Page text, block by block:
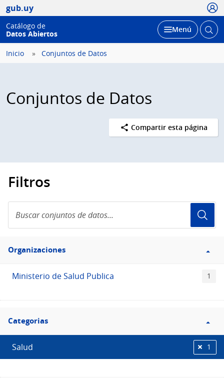
gub.uy
Catálogo de
Datos Abiertos
Desplegar
Menú Abrir
Inicio Conjuntos de Datos
Conjuntos de Datos
Compartir esta página
Filtros
conjuntos
de
Filtro
Organizaciones
Organizaciones
Ministerio de Salud Publica 1
Filtro
Categorias
Categorias
Salud 1